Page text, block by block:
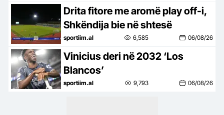
kundër Tre Fiorit
Drita fitore me aromë play off-i,
Shkëndija bie në shtesë
sportiim.al 6,585 06/08/26
Vinicius deri në 2032 ‘Los
Blancos’
sportiim.al 9,793 06/08/26